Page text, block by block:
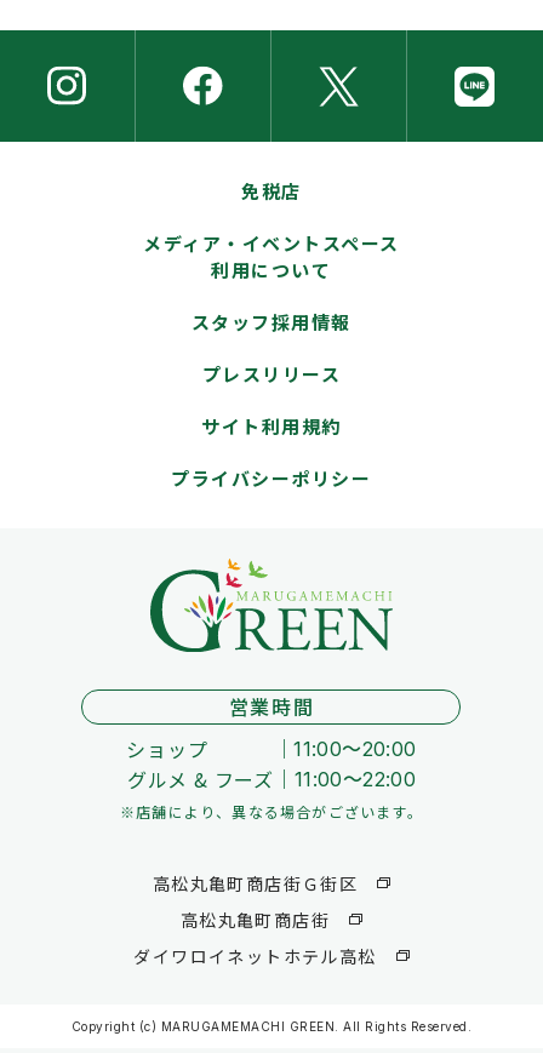
免税店
メディア・イベントスペース
利用について
スタッフ採用情報
プレスリリース
サイト利用規約
プライバシーポリシー
営業時間
ショップ
11:00～20:00
グルメ & フーズ 11:00～22:00
※店舗により、異なる場合がございます。
高松丸亀町商店街Ｇ街区
高松丸亀町商店街
ダイワロイネットホテル高松
Copyright (c) MARUGAMEMACHI GREEN. All Rights Reserved.